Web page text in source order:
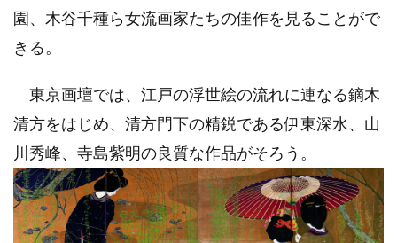
園、木谷千種ら女流画家たちの佳作を見ることがで
きる。
東京画壇では、江戸の浮世絵の流れに連なる鏑木
清方をはじめ、清方門下の精鋭である伊東深水、山
川秀峰、寺島紫明の良質な作品がそろう。